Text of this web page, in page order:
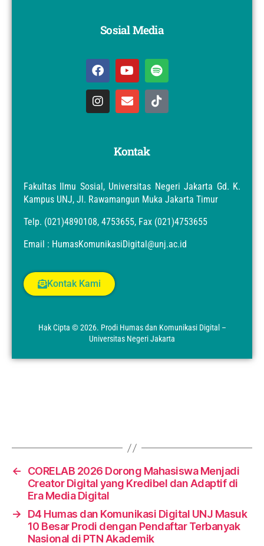
Sosial Media
Kontak
Fakultas Ilmu Sosial, Universitas Negeri Jakarta Gd. K.
Kampus UNJ, Jl. Rawamangun Muka Jakarta Timur
Telp. (021)4890108, 4753655, Fax (021)4753655
Email : HumasKomunikasiDigital@unj.ac.id
Kontak Kami
Hak Cipta © 2026. Prodi Humas dan Komunikasi Digital –
Universitas Negeri Jakarta
←
CORELAB 2026 Dorong Mahasiswa Menjadi
Creator Digital yang Kredibel dan Adaptif di
Era Media Digital
→
D4 Humas dan Komunikasi Digital UNJ Masuk
10 Besar Prodi dengan Pendaftar Terbanyak
Nasional di PTN Akademik